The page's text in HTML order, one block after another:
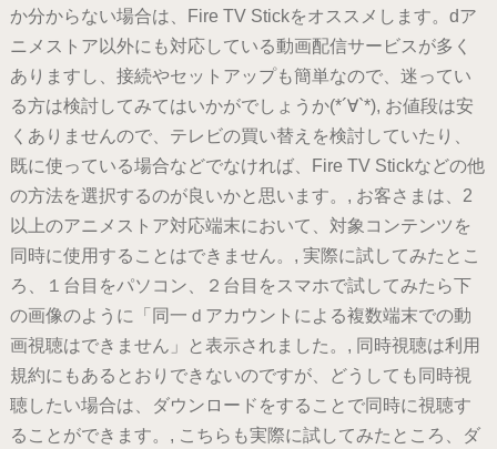
か分からない場合は、Fire TV Stickをオススメします。dア
ニメストア以外にも対応している動画配信サービスが多く
ありますし、接続やセットアップも簡単なので、迷ってい
る方は検討してみてはいかがでしょうか(*´∀`*), お値段は安
くありませんので、テレビの買い替えを検討していたり、
既に使っている場合などでなければ、Fire TV Stickなどの他
の方法を選択するのが良いかと思います。, お客さまは、2
以上のアニメストア対応端末において、対象コンテンツを
同時に使用することはできません。, 実際に試してみたとこ
ろ、１台目をパソコン、２台目をスマホで試してみたら下
の画像のように「同一ｄアカウントによる複数端末での動
画視聴はできません」と表示されました。, 同時視聴は利用
規約にもあるとおりできないのですが、どうしても同時視
聴したい場合は、ダウンロードをすることで同時に視聴す
ることができます。, こちらも実際に試してみたところ、ダ